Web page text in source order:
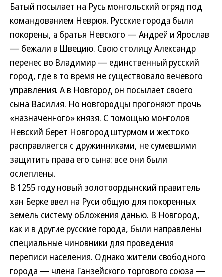
Батый посылает на Русь монгольский отряд под
командованием Неврюя. Русские города были
покорены, а братья Невского — Андрей и Ярослав
— бежали в Швецию. Свою столицу Александр
перенес во Владимир — единственный русский
город, где в то время не существовало вечевого
управления. А в Новгород он посылает своего
сына Василия. Но новгородцы прогоняют прочь
«назначенного» князя. С помощью монголов
Невский берет Новгород штурмом и жестоко
расправляется с дружинниками, не сумевшими
защитить права его сына: все они были
ослеплены.
В 1255 году новый золотоордынский правитель
хан Берке ввел на Руси общую для покоренных
земель систему обложения данью. В Новгород,
как и в другие русские города, были направлены
специальные чиновники для проведения
переписи населения. Однако жители свободного
города — члена Ганзейского торгового союза —